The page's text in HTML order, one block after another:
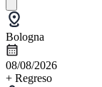
Bologna
08/08/2026
+ Regreso